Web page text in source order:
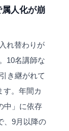
人化が崩
れ替わりが
10名講師な
き継がれて
す。年間カ
中」に依存
、9月以降の